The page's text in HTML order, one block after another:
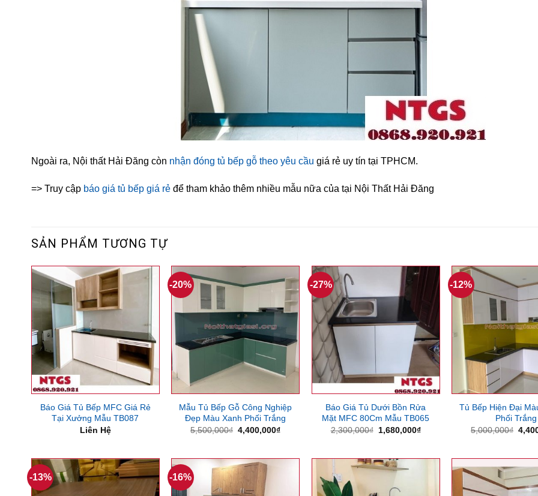
Ngoài ra, Nội thất Hải Đăng còn nhận đóng tủ bếp gỗ theo yêu cầu giá rẻ uy tín tại TPHCM.
=> Truy cập báo giá tủ bếp giá rẻ để tham khảo thêm nhiều mẫu nữa của tại Nội Thất Hải Đăng
SẢN PHẨM TƯƠNG TỰ
Báo Giá Tủ Bếp MFC Giá Rẻ
Tại Xưởng Mẫu TB087
Liên Hệ
-20%
Mẫu Tủ Bếp Gỗ Công Nghiệp
Đẹp Màu Xanh Phối Trắng
5,500,000₫ Giá
4,400,000₫Giá
-27%
Báo Giá Tủ Dưới Bồn Rửa
Mặt MFC 80Cm Mẫu TB065
2,300,000₫ Giá
1,680,000₫Giá
-12%
Tủ Bếp Hiện Đại
Phối Trắng
5,000,000₫ Giá
-13% -16%